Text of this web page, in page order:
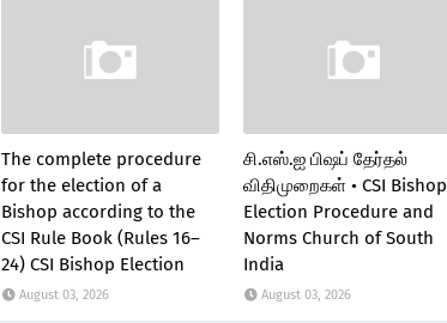
The complete procedure
for the election of a
Bishop according to the
CSI Rule Book (Rules 16–
24) CSI Bishop Election
August 03, 2026
சி.எஸ்.ஐ பிஷப் தேர்தல்
விதிமுறைகள் • CSI Bishop
Election Procedure and
Norms Church of South
India
August 03, 2026